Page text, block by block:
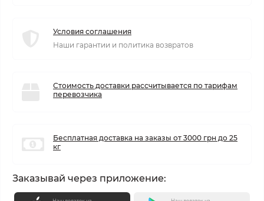
Условия соглашения
Наши гарантии и политика возвратов
Стоимость доставки рассчитывается по тарифам
перевозчика
Бесплатная доставка на заказы от 3000 грн до 25
кг
Заказывай через приложение: